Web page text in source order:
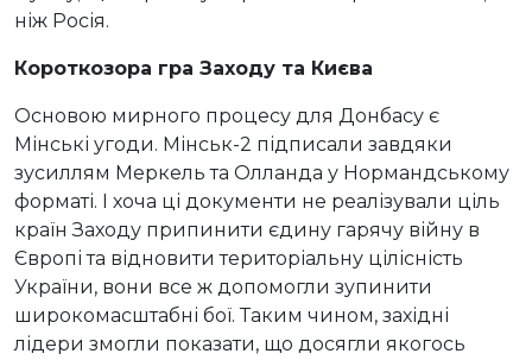
ніж Росія.
Короткозора гра Заходу та Києва
Основою мирного процесу для Донбасу є
Мінські угоди. Мінськ-2 підписали завдяки
зусиллям Меркель та Олланда у Нормандському
форматі. І хоча ці документи не реалізували ціль
країн Заходу припинити єдину гарячу війну в
Європі та відновити територіальну цілісність
України, вони все ж допомогли зупинити
широкомасштабні бої. Таким чином, західні
лідери змогли показати, що досягли якогось